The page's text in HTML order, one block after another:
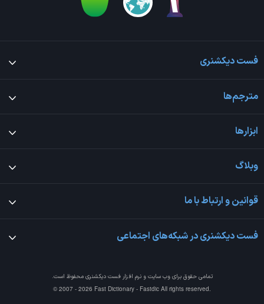
فست دیکشنری
مترجم‌ها
ابزارها
وبلاگ
قوانین و ارتباط با ما
فست دیکشنری در شبکه‌های اجتماعی
تمامی حقوق برای وب سایت و نرم افزارفست دیکشنری محفوظ است.
© 2007 - 2026 Fast Dictionary - Fastdic All rights reserved.